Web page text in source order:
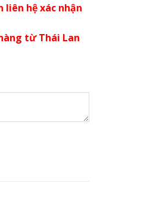
liên hệ xác nhận
từ Thái Lan